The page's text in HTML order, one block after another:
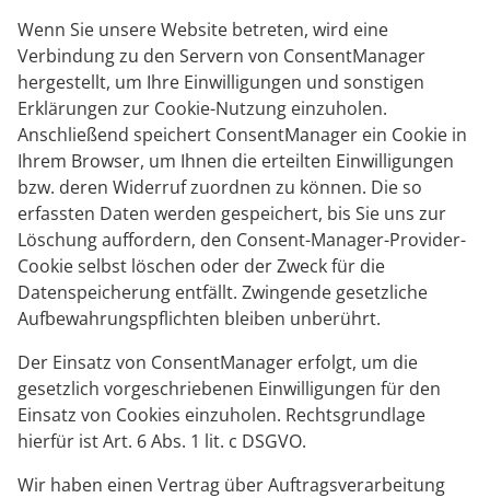
Wenn Sie unsere Website betreten, wird eine
Verbindung zu den Servern von ConsentManager
hergestellt, um Ihre Einwilligungen und sonstigen
Erklärungen zur Cookie-Nutzung einzuholen.
Anschließend speichert ConsentManager ein Cookie in
Ihrem Browser, um Ihnen die erteilten Einwilligungen
bzw. deren Widerruf zuordnen zu können. Die so
erfassten Daten werden gespeichert, bis Sie uns zur
Löschung auffordern, den Consent-Manager-Provider-
Cookie selbst löschen oder der Zweck für die
Datenspeicherung entfällt. Zwingende gesetzliche
Aufbewahrungspflichten bleiben unberührt.
Der Einsatz von ConsentManager erfolgt, um die
gesetzlich vorgeschriebenen Einwilligungen für den
Einsatz von Cookies einzuholen. Rechtsgrundlage
hierfür ist Art. 6 Abs. 1 lit. c DSGVO.
Wir haben einen Vertrag über Auftragsverarbeitung